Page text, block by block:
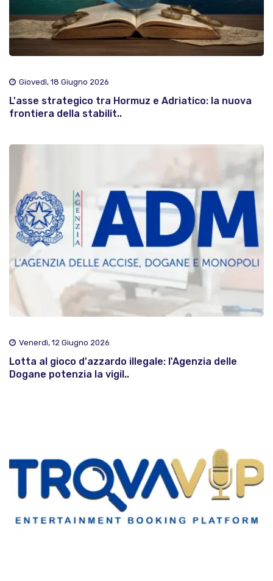
Giovedì, 18 Giugno 2026
L'asse strategico tra Hormuz e Adriatico: la nuova
frontiera della stabilit..
Venerdì, 12 Giugno 2026
Lotta al gioco d'azzardo illegale: l'Agenzia delle
Dogane potenzia la vigil..